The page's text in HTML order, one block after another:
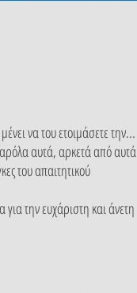
να του ετοιμάσετε την...
αυτά, αρκετά από αυτά
του απαιτητικού
την ευχάριστη και άνετη